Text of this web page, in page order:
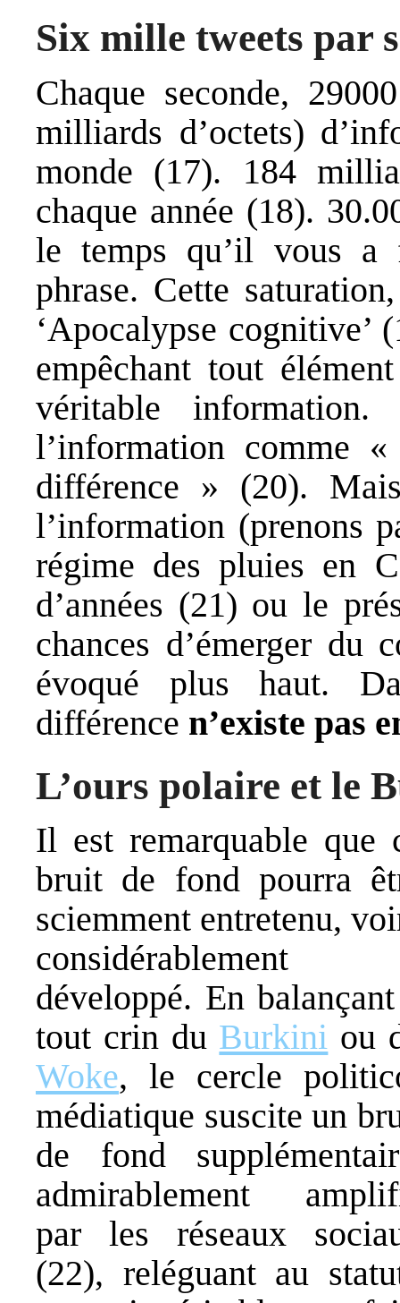
Six mille tweets par
Chaque seconde,
milliards d’octets)
monde (17). 184
chaque année (18).
le temps qu’il vous a
phrase. Cette
‘Apocalypse cognitive’
empêchant tout
véritable
l’information comme
différence » (20).
l’information (prenons
régime des pluies en
d’années (21) ou le
chances d’émerger du
évoqué plus haut.
différence n’existe pas
L’ours polaire et le
Il est remarquable que
bruit de fond pourra
sciemment entretenu,
considérablement
développé. En
tout crin du Burkini ou
Woke, le cercle
médiatique suscite un
de fond
admirablement
par les réseaux
(22), reléguant au